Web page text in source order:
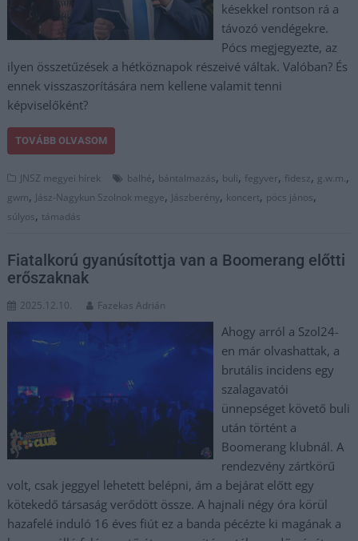
késekkel rontson rá a
távozó vendégekre.
Pócs megjegyezte, az
ilyen összetűzések a hétköznapok részeivé váltak. Valóban? És
ennek visszaszorítására nem kellene valamit tenni
képviselőként?
TOVÁBB OLVASOM
JNSZ megyei hírek balhé, bántalmazás, buli, fegyver, fidesz, g.w.m.,
gwm, Jász-Nagykun Szolnok megye, Jászberény, koncert, pöcs jános,
súlyos, támadás
Fiatalkorú gyanúsítottja van a Boomerang előtti
erőszaknak
2025.12.10. Fazekas Adrián
Ahogy arról a Szol24-
en már olvashattak, a
brutális incidens egy
szalagavatói
ünnepséget követő buli
után történt a
Boomerang klubnál. A
rendezvény zártkörű
volt, csak jeggyel lehetett belépni, ám a bejárat előtt egy
kötekedő társaság verődött össze. A hajnali négy óra körül
hazafelé induló 16 éves fiút ez a banda pécézte ki magának a